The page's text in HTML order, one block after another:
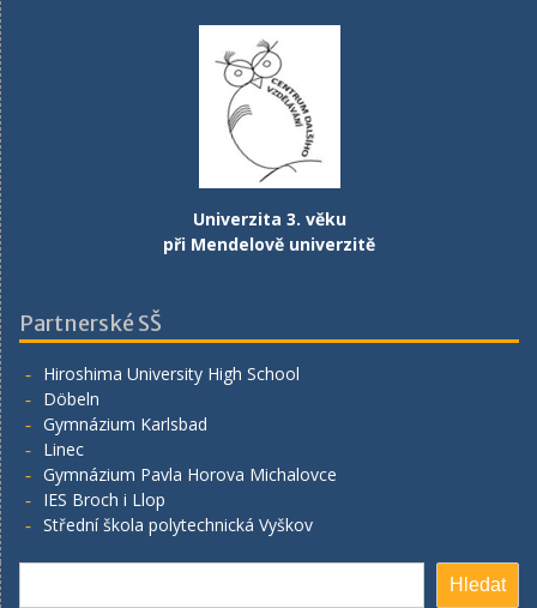
Univerzita 3. věku
při Mendelově univerzitě
Partnerské SŠ
Hiroshima University High School
Döbeln
Gymnázium Karlsbad
Linec
Gymnázium Pavla Horova Michalovce
IES Broch i Llop
Střední škola polytechnická Vyškov
Hledat